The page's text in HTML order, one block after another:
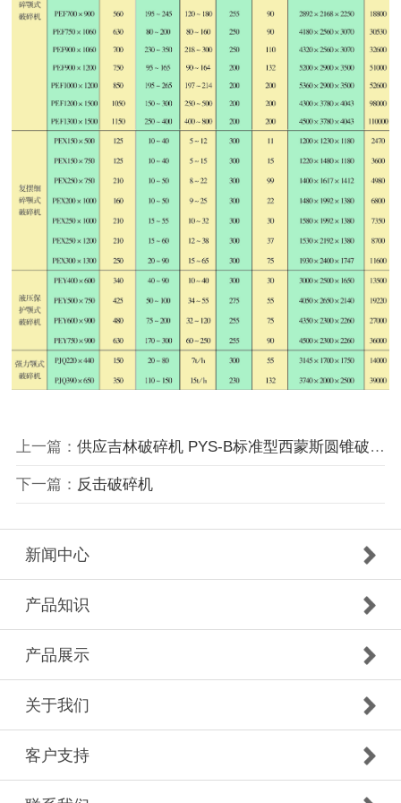
上一篇： 供应吉林破碎机 PYS-B标准型西蒙斯圆锥破碎机质量可靠 性价比高
下一篇： 反击破碎机
新闻中心
产品知识
产品展示
关于我们
客户支持